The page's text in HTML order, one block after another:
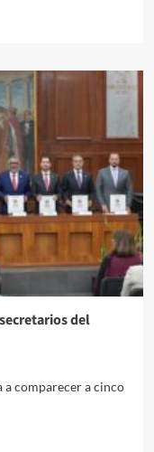
del
a comparecer a cinco